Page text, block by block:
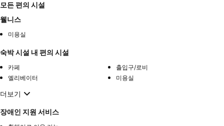
모든 편의 시설
웰니스
미용실
숙박 시설 내 편의 시설
카페
출입구/로비
엘리베이터
미용실
더보기
장애인 지원 서비스